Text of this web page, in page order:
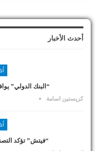
أحدث الأخبار
“البنك الدولي” يوافق
كريستين اسامة
“فيتش” تؤكد